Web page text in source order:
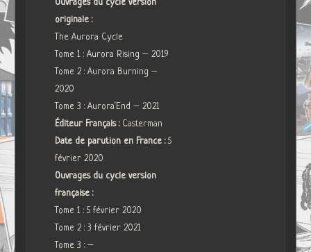
Ouvrages du cycle version
originale :
The Aurora Cycle
Tome 1 : Aurora Rising – 2019
Tome 2 : Aurora Burning –
2020
Tome 3 : Aurora’End – 2021
Éditeur Français : Casterman
Date de parution en France :5
février 2020
Ouvrages du cycle version
française :
Tome 1 : 5 février 2020
Tome 2 : 3 février 2021
Tome 3 : –